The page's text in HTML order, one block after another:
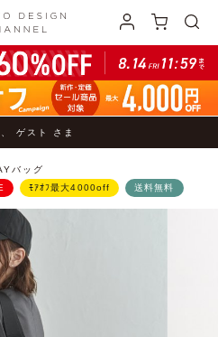
ゲスト さま
バッグ
ﾓｱｵﾌ最大4000off 送料無料